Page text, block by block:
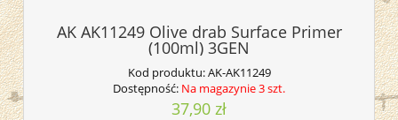
AK AK11249 Olive drab Surface Primer
(100ml) 3GEN
Kod produktu:AK-AK11249
Dostępność: Na magazynie 3 szt.
37,90 zł